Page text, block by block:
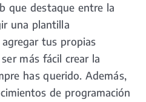
que destaque entre la
una plantilla
tus propias
más fácil crear la
has querido. Además,
de programación